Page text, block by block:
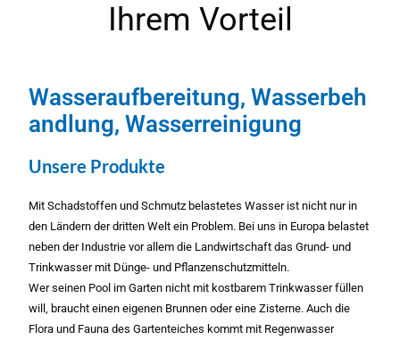
Ihrem Vorteil
Wasseraufbereitung, Wasserbeh
andlung, Wasserreinigung
Unsere Produkte
Mit Schadstoffen und Schmutz belastetes Wasser ist nicht nur in
den Ländern der dritten Welt ein Problem. Bei uns in Europa belastet
neben der Industrie vor allem die Landwirtschaft das Grund- und
Trinkwasser mit Dünge- und Pflanzenschutzmitteln.
Wer seinen Pool im Garten nicht mit kostbarem Trinkwasser füllen
will, braucht einen eigenen Brunnen oder eine Zisterne. Auch die
Flora und Fauna des Gartenteiches kommt mit Regenwasser